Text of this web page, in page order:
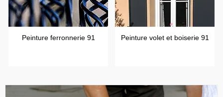
Peinture ferronnerie 91 Peinture volet et boiserie 91